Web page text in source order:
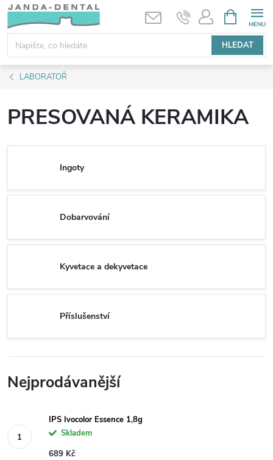
Přejít
obsah
HLEDAT
NÁKUPNÍ
KOŠÍK
LABORATOŘ
PRESOVANÁ KERAMIKA
Ingoty
Dobarvování
Kyvetace a dekyvetace
Příslušenství
Nejprodávanější
IPS Ivocolor Essence 1,8g
Skladem
689 Kč